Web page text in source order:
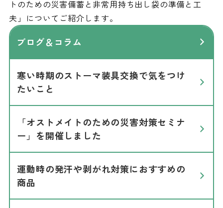
トのための災害備蓄と非常用持ち出し袋の準備と工
夫」についてご紹介します。
ブログ＆コラム
寒い時期のストーマ装具交換で気をつけ
たいこと
「オストメイトのための災害対策セミナ
ー」を開催しました
運動時の発汗や剥がれ対策におすすめの
商品